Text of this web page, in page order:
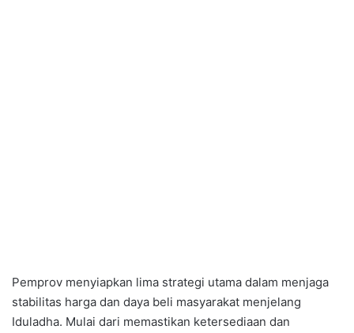
Pemprov menyiapkan lima strategi utama dalam menjaga
stabilitas harga dan daya beli masyarakat menjelang
Iduladha. Mulai dari memastikan ketersediaan dan